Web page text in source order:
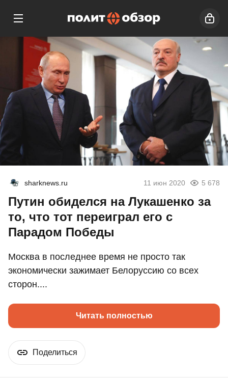
sharknews.ru 11 июн 2020 5 678
Путин обиделся на Лукашенко за
то, что тот переиграл его с
Парадом Победы
Москва в последнее время не просто так
экономически зажимает Белоруссию со всех
сторон....
Читать полностью
Поделиться